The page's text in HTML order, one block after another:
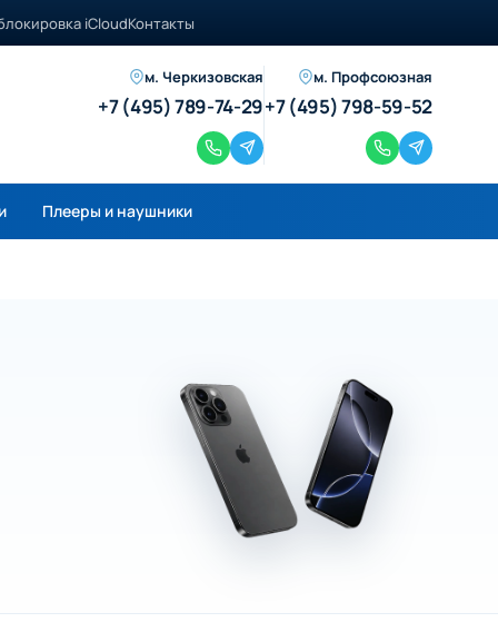
iCloudКонтакты
м. Черкизовская
+7 (495) 789-74-29
м. Профсоюзная
+7 (495) 798-59-52
Плееры и наушники